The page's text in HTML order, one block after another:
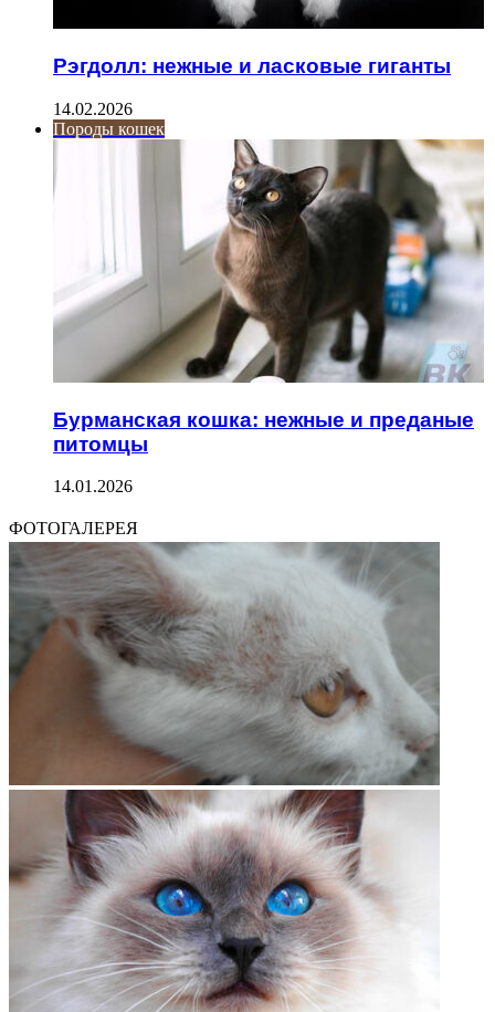
Рэгдолл: нежные и ласковые гиганты
14.02.2026
Породы кошек
Бурманская кошка: нежные и преданые
питомцы
14.01.2026
ФОТОГАЛЕРЕЯ